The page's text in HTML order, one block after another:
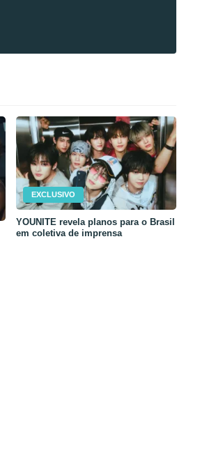
EXCLUSIVO
YOUNITE revela planos para o Brasil
em coletiva de imprensa